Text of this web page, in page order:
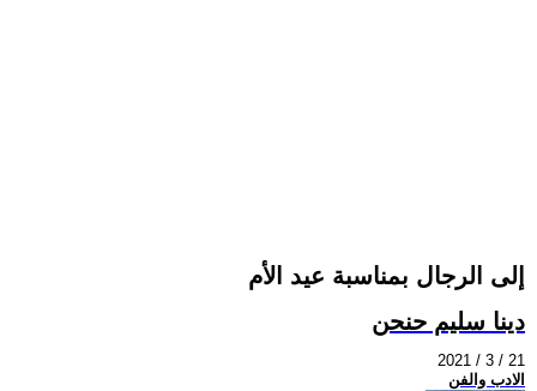
إلى الرجال بمناسبة عيد الأم
دينا سليم حنحن
2021 / 3 / 21
الادب والفن